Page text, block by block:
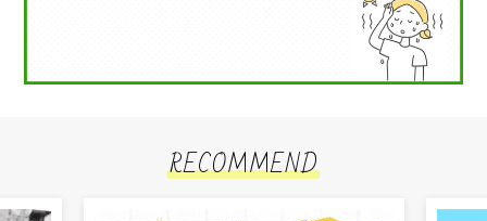
RECOMMEND